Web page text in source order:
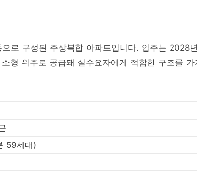
로 구성된 주상복합 아파트입니다. 입주는 2028
형 위주로 공급돼 실수요자에게 적합한 구조를 가
59세대)